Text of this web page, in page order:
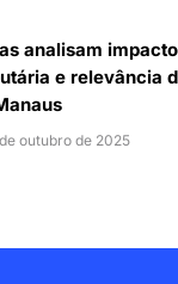
analisam
e relevância
outubro de 2025